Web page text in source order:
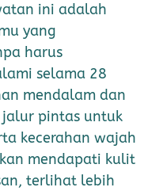
ini adalah
yang
harus
selama 28
mendalam dan
pintas untuk
kecerahan wajah
mendapati kulit
terlihat lebih